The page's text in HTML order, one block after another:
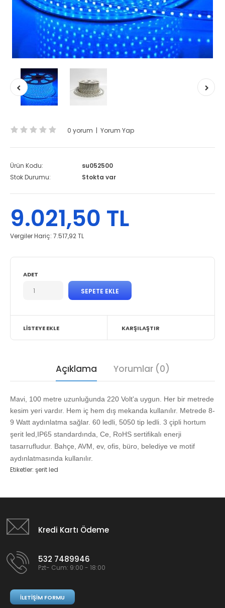
0 yorum | Yorum Yap
Ürün Kodu:
su052500
Stok Durumu:
Stokta var
9.021,50 TL
Vergiler Hariç: 7.517,92 TL
ADET
LISTEYE EKLE KARŞILAŞTIR
Açıklama Yorumlar (0)
Mavi, 100 metre uzunluğunda 220 Volt'a uygun. Her bir metrede
kesim yeri vardır. Hem iç hem dış mekanda kullanılır. Metrede 8-
9 Watt aydınlatma sağlar. 60 ledli, 5050 tip ledli. 3 çipli hortum
şerit led,IP65 standardında, Ce, RoHS sertifikalı enerji
tasarrufludur. Bahçe, AVM, ev, ofis, büro, belediye ve motif
aydınlatmasında kullanılır.
Etiketler: şerit led
Kredi Kartı Ödeme
532 7489946
Pzt- Cum: 9:00 - 18:00
İLETIŞIM FORMU